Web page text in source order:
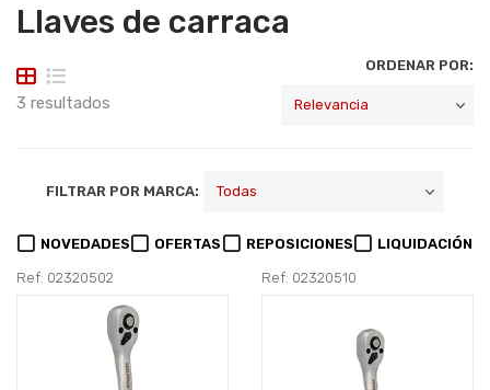
Llaves de carraca
3 resultados
ORDENAR POR:
FILTRAR POR MARCA:
NOVEDADES OFERTAS REPOSICIONES LIQUIDACIÓN
Ref: 02320502 Ref: 02320510